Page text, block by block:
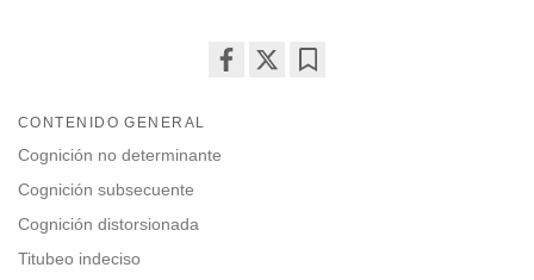
facebook
CONTENIDO GENERAL
Cognición no determinante
Cognición subsecuente
Cognición distorsionada
Titubeo indeciso